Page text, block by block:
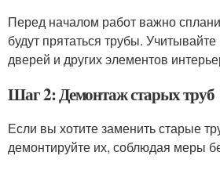
Перед началом работ важно
будут прятаться трубы.
дверей и других элементов
Шаг 2: Демонтаж старых труб
Если вы хотите заменить старые
демонтируйте их, соблюдая меры